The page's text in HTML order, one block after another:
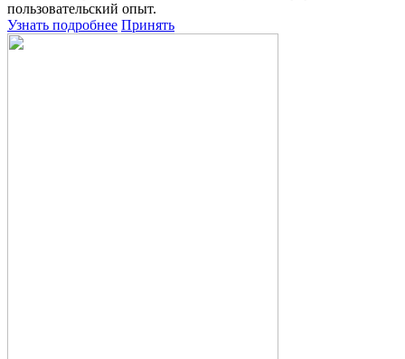
пользовательский опыт.
Узнать подробнее Принять